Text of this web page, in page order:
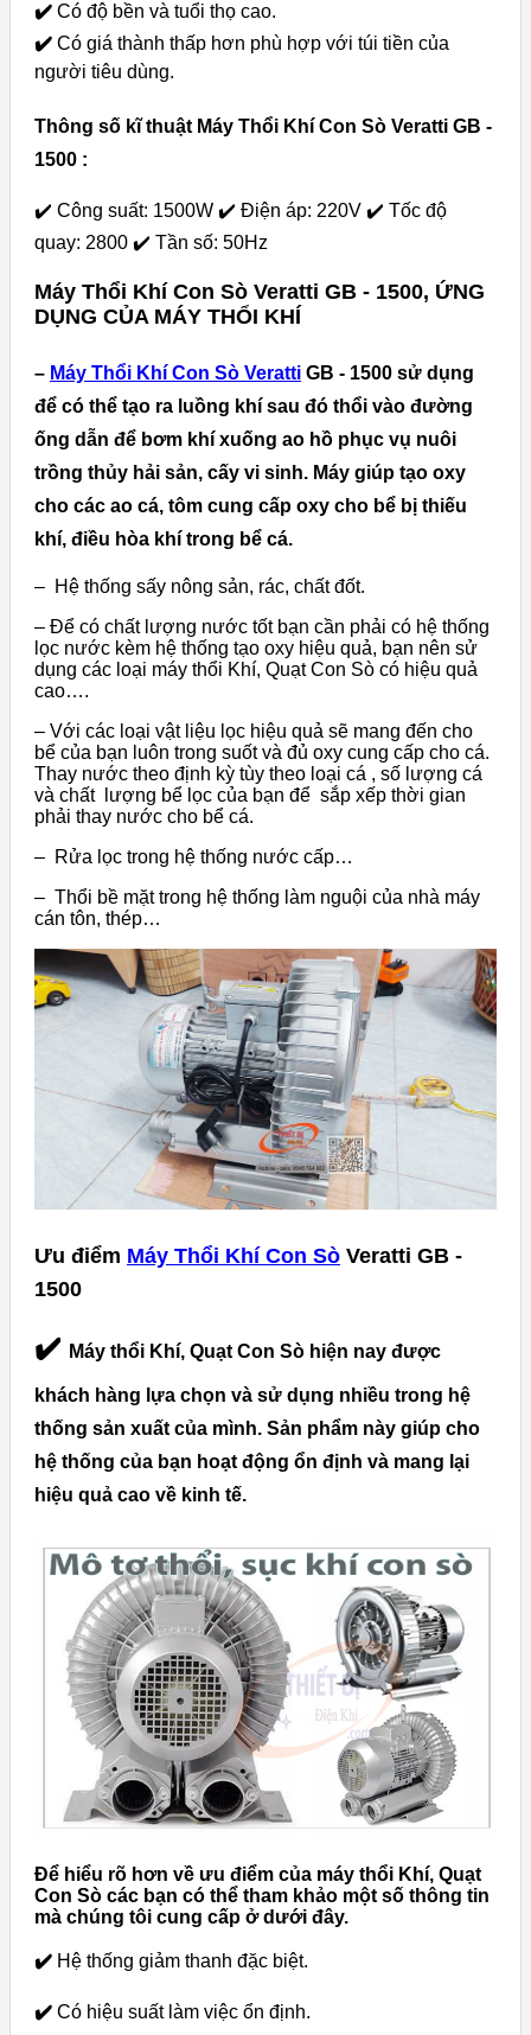
✔️ Có độ bền và tuổi thọ cao.
✔️ Có giá thành thấp hơn phù hợp với túi tiền của
người tiêu dùng.
Thông số kĩ thuật Máy Thổi Khí Con Sò Veratti GB -
1500 :
✔️ Công suất: 1500W ✔️ Điện áp: 220V ✔️ Tốc độ
quay: 2800 ✔️ Tần số: 50Hz
Máy Thổi Khí Con Sò Veratti GB - 1500, ỨNG
DỤNG CỦA MÁY THỔI KHÍ
– Máy Thổi Khí Con Sò Veratti GB - 1500 sử dụng
để có thể tạo ra luồng khí sau đó thổi vào đường
ống dẫn để bơm khí xuống ao hồ phục vụ nuôi
trồng thủy hải sản, cấy vi sinh. Máy giúp tạo oxy
cho các ao cá, tôm cung cấp oxy cho bể bị thiếu
khí, điều hòa khí trong bể cá.
– Hệ thống sấy nông sản, rác, chất đốt.
– Để có chất lượng nước tốt bạn cần phải có hệ thống
lọc nước kèm hệ thống tạo oxy hiệu quả, bạn nên sử
dụng các loại máy thổi Khí, Quạt Con Sò có hiệu quả
cao….
– Với các loại vật liệu lọc hiệu quả sẽ mang đến cho
bể của bạn luôn trong suốt và đủ oxy cung cấp cho cá.
Thay nước theo định kỳ tùy theo loại cá , số lượng cá
và chất lượng bể lọc của bạn để sắp xếp thời gian
phải thay nước cho bể cá.
– Rửa lọc trong hệ thống nước cấp…
– Thổi bề mặt trong hệ thống làm nguội của nhà máy
cán tôn, thép…
Ưu điểm Máy Thổi Khí Con Sò Veratti GB -
1500
✔️ Máy thổi Khí, Quạt Con Sò hiện nay được
khách hàng lựa chọn và sử dụng nhiều trong hệ
thống sản xuất của mình. Sản phẩm này giúp cho
hệ thống của bạn hoạt động ổn định và mang lại
hiệu quả cao về kinh tế.
Để hiểu rõ hơn về ưu điểm của máy thổi Khí, Quạt
Con Sò các bạn có thể tham khảo một số thông tin
mà chúng tôi cung cấp ở dưới đây.
✔️ Hệ thống giảm thanh đặc biệt.
✔️ Có hiệu suất làm việc ổn định.